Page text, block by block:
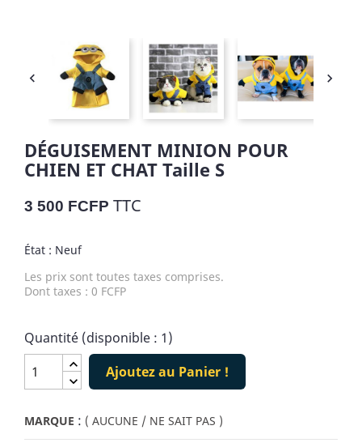
 
DÉGUISEMENT MINION POUR
CHIEN ET CHAT Taille S
3 500 FCFP TTC
État : Neuf
Les prix sont toutes taxes comprises.
Dont taxes : 0 FCFP
Quantité (disponible : 1)
Ajoutez au Panier !
MARQUE : ( AUCUNE / NE SAIT PAS )